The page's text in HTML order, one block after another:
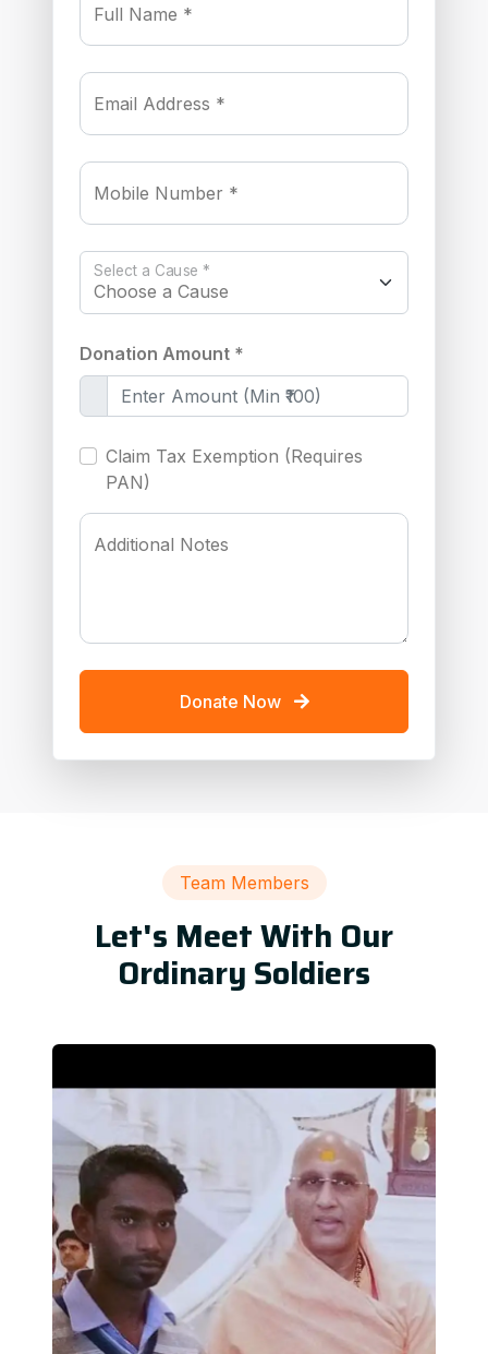
Full Name *
Email Address *
Mobile Number *
Select a Cause *
Donation Amount *
Claim Tax Exemption (Requires
PAN)
Additional Notes
Donate Now
Team Members
Let's Meet With Our
Ordinary Soldiers